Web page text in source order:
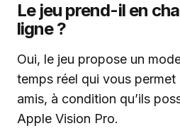
Le jeu prend-il en
ligne ?
Oui, le jeu propose un
temps réel qui vous
amis, à condition qu’ils
Apple Vision Pro.